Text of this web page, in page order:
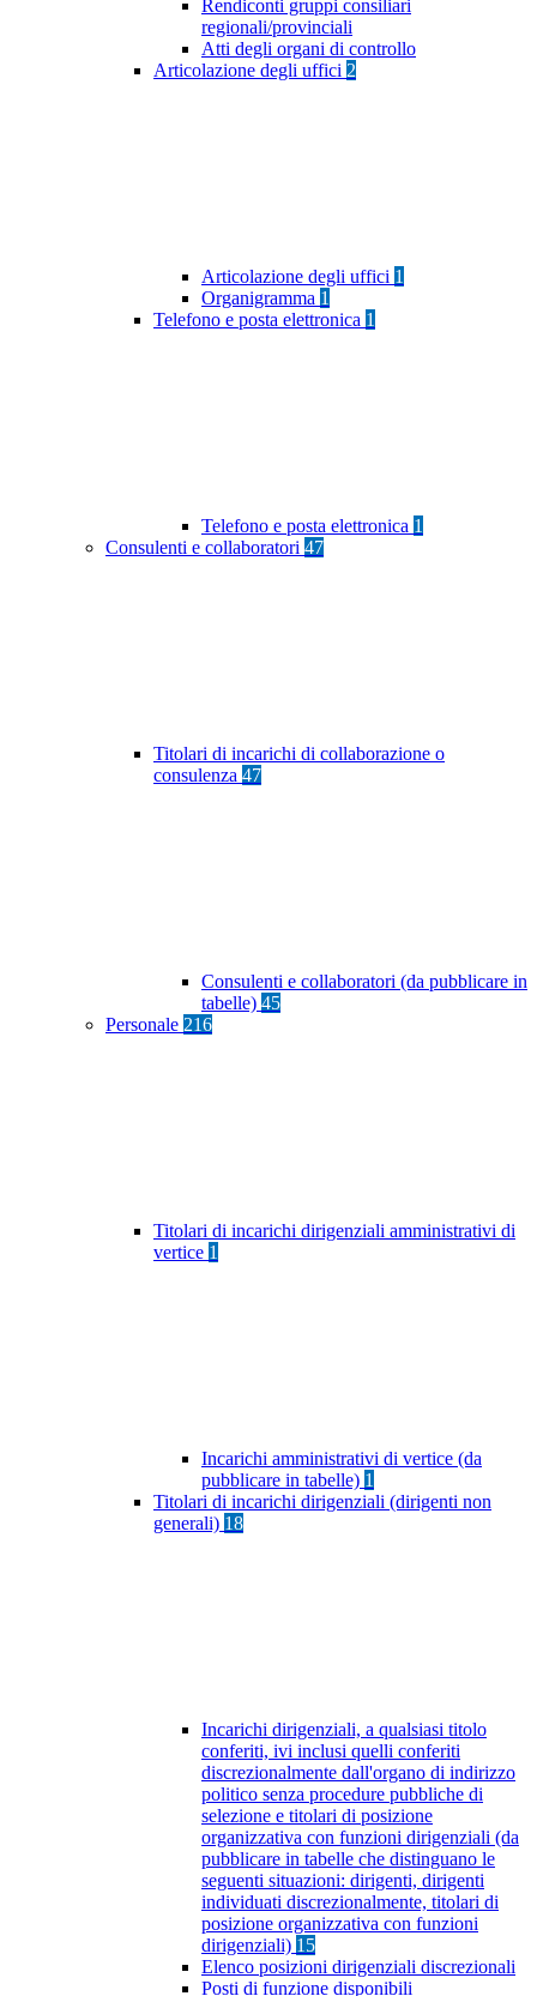
Rendiconti gruppi consiliari
regionali/provinciali
Atti degli organi di controllo
Articolazione degli uffici 2
Articolazione degli uffici 1
Organigramma 1
Telefono e posta elettronica 1
Telefono e posta elettronica 1
Consulenti e collaboratori 47
Titolari di incarichi di collaborazione o
consulenza 47
Consulenti e collaboratori (da pubblicare in
tabelle) 45
Personale 216
Titolari di incarichi dirigenziali amministrativi di
vertice 1
Incarichi amministrativi di vertice (da
pubblicare in tabelle) 1
Titolari di incarichi dirigenziali (dirigenti non
generali) 18
Incarichi dirigenziali, a qualsiasi titolo
conferiti, ivi inclusi quelli conferiti
discrezionalmente dall'organo di indirizzo
politico senza procedure pubbliche di
selezione e titolari di posizione
organizzativa con funzioni dirigenziali (da
pubblicare in tabelle che distinguano le
seguenti situazioni: dirigenti, dirigenti
individuati discrezionalmente, titolari di
posizione organizzativa con funzioni
dirigenziali) 15
Elenco posizioni dirigenziali discrezionali
Posti di funzione disponibili